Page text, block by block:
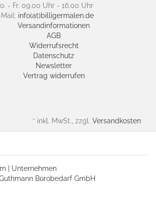
- Fr. 09.00 Uhr - 16.00 Uhr
info(at)billigermalen.de
Versandinformationen
AGB
Widerrufsrecht
Datenschutz
Newsletter
Vertrag widerrufen
* inkl. MwSt., zzgl. Versandkosten
Unternehmen
Bürobedarf GmbH